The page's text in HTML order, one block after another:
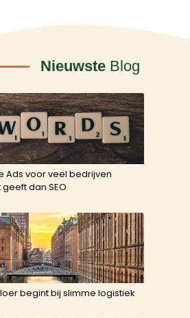
NieuwsteBlog
Ads voor veel bedrijven
dan SEO
begint bij slimme logistiek